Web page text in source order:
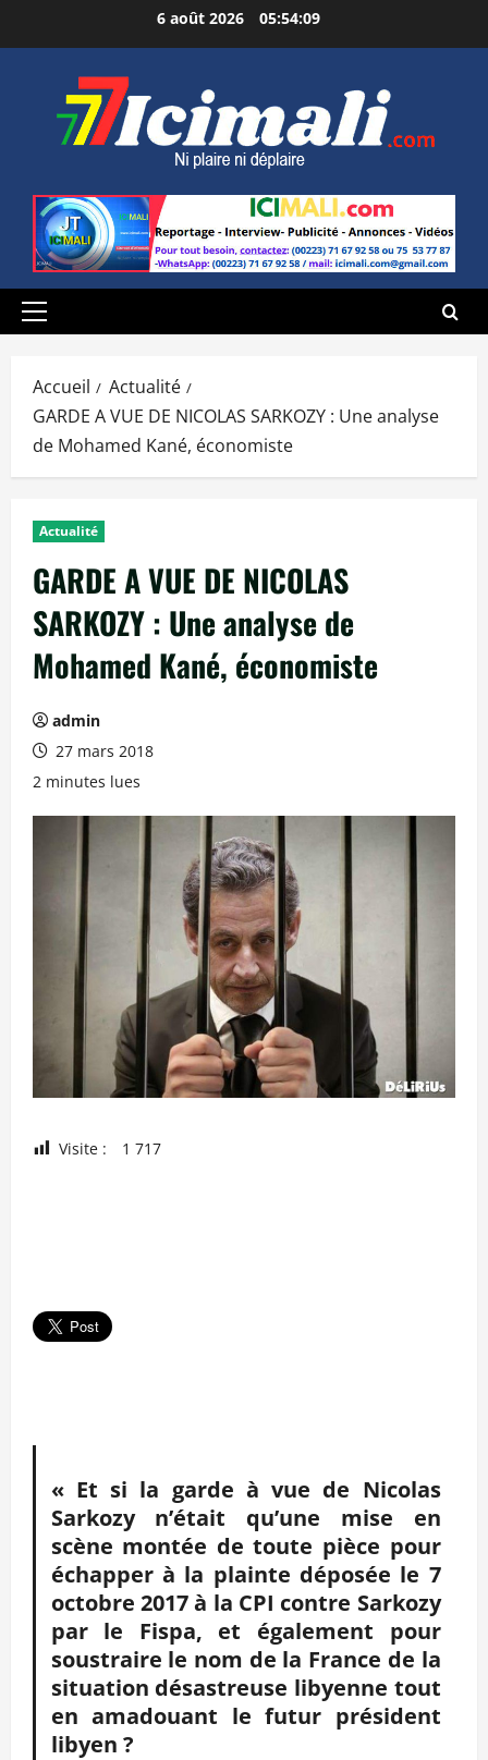
au
6 août 2026 05:54:11
Menu
Accueil
Actualité
GARDE A VUE DE NICOLAS SARKOZY : Une analyse
de Mohamed Kané, économiste
Actualité
GARDE A VUE DE NICOLAS
SARKOZY : Une analyse de
Mohamed Kané, économiste
admin
27 mars 2018
2 minutes lues
Visite : 1 717
« Et si la garde à vue de Nicolas
Sarkozy n’était qu’une mise en
scène montée de toute pièce pour
échapper à la plainte déposée le 7
octobre 2017 à la CPI contre Sarkozy
par le Fispa, et également pour
soustraire le nom de la France de la
situation désastreuse libyenne tout
en amadouant le futur président
libyen ?